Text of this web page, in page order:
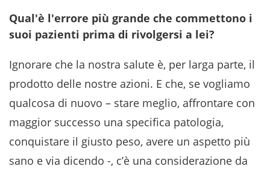
Qual'è l'errore più grande che commettono i
suoi pazienti prima di rivolgersi a lei?
Ignorare che la nostra salute è, per larga parte, il
prodotto delle nostre azioni. E che, se vogliamo
qualcosa di nuovo – stare meglio, affrontare con
maggior successo una specifica patologia,
conquistare il giusto peso, avere un aspetto più
sano e via dicendo -, c’è una considerazione da